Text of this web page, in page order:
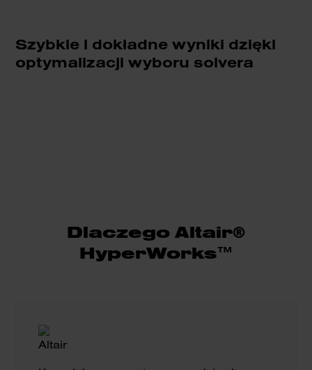
Szybkie i dokładne wyniki dzięki
optymalizacji wyboru solvera
Dlaczego Altair®
HyperWorks™